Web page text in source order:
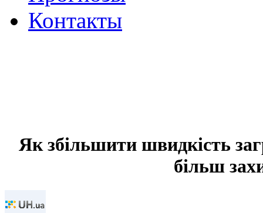
Контакты
Як збільшити швидкість
більш